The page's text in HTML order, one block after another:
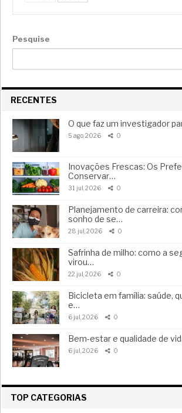
Pesquise
RECENTES
O que faz um investigador
5 ago, 2026 0
Inovações Frescas: Os
Conservar…
31 jul, 2026 0
Planejamento de carreira:
sonho de se…
28 jul, 2026 0
Safrinha de milho: como a
virou…
22 jul, 2026 0
Bicicleta em família: saúde,
e…
6 jul, 2026 0
Bem-estar e qualidade de
6 jul, 2026 0
TOP CATEGORIAS